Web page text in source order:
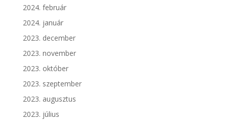
2024. február
2024. január
2023. december
2023. november
2023. október
2023. szeptember
2023. augusztus
2023. július